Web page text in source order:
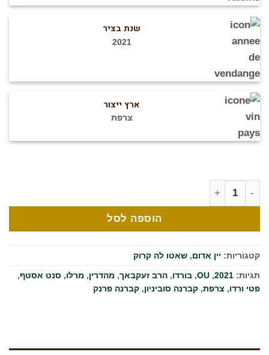
שנת בציר
2021
ארץ ייצור
צרפת
כמות של שאטו לה קרוק 2021
הוספה לסל
קטגוריות:יין אדום,שאטו לה קרוק
תגיות:2021
,
OU
,בורדו,הרב זעקבאך,מהדרין,מרלו,סנט אסטף,
פטי ורדו,צרפת,קברנה סוביניון,קברנה פרנק